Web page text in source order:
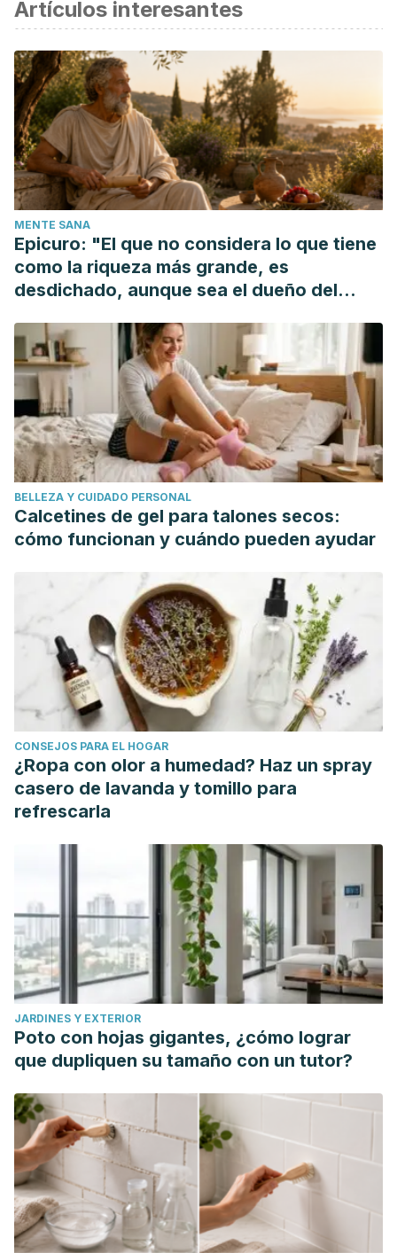
científica.
Cañigueral, S. (2016). Jengibre.OFFARM.
Ginger. (2010). In
Botanical Medicine for Women’s Health
https://doi.org/10.1111/ijfs.12940
Artículos interesantes
MENTE SANA
Epicuro: "El que no considera lo que tiene
como la riqueza más grande, es
desdichado, aunque sea el dueño del
BELLEZA Y CUIDADO PERSONAL
Calcetines de gel para talones secos:
cómo funcionan y cuándo pueden ayudar
CONSEJOS PARA EL HOGAR
¿Ropa con olor a humedad? Haz un spray
casero de lavanda y tomillo para
refrescarla
JARDINES Y EXTERIOR
Poto con hojas gigantes, ¿cómo lograr
que dupliquen su tamaño con un tutor?